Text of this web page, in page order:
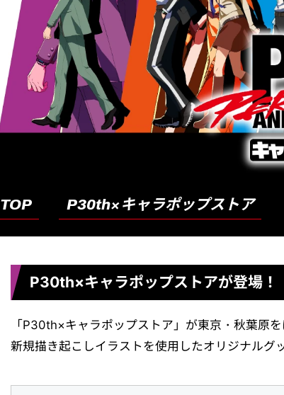
TOP P30th×キャラポップストア​
P30th×キャラポップストアが登場！
「P30th×キャラポップストア」が東京・秋葉原
新規描き起こしイラストを使用したオリジナルグ